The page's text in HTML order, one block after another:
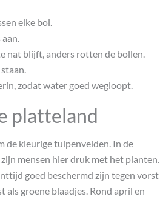
elke bol.
nat blijft, anders rotten de bollen.
zodat water goed wegloopt.
platteland
de kleurige tulpenvelden. In de
mensen hier druk met het planten.
goed beschermd zijn tegen vorst
als groene blaadjes. Rond april en